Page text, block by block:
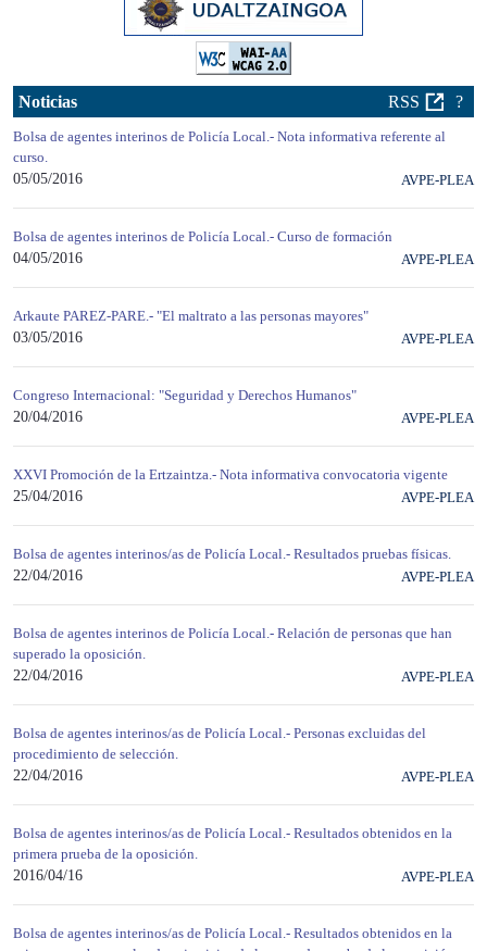
Noticias RSS ?
Bolsa de agentes interinos de Policía Local.- Nota informativa referente al
curso.
05/05/2016
AVPE-PLEA
Bolsa de agentes interinos de Policía Local.- Curso de formación
04/05/2016
AVPE-PLEA
Arkaute PAREZ-PARE.- "El maltrato a las personas mayores"
03/05/2016
AVPE-PLEA
Congreso Internacional: "Seguridad y Derechos Humanos"
20/04/2016
AVPE-PLEA
XXVI Promoción de la Ertzaintza.- Nota informativa convocatoria vigente
25/04/2016
AVPE-PLEA
Bolsa de agentes interinos/as de Policía Local.- Resultados pruebas físicas.
22/04/2016
AVPE-PLEA
Bolsa de agentes interinos de Policía Local.- Relación de personas que han
superado la oposición.
22/04/2016
AVPE-PLEA
Bolsa de agentes interinos/as de Policía Local.- Personas excluidas del
procedimiento de selección.
22/04/2016
AVPE-PLEA
Bolsa de agentes interinos/as de Policía Local.- Resultados obtenidos en la
primera prueba de la oposición.
2016/04/16
AVPE-PLEA
Bolsa de agentes interinos/as de Policía Local.- Resultados obtenidos en la